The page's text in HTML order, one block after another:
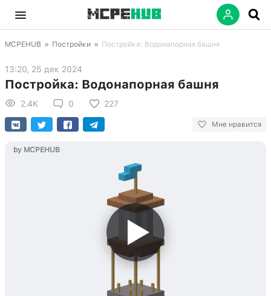
MCPEHUB » Постройки » Постройка: Водонапорная башня
13:20, 25 дек 2024
Постройка: Водонапорная башня
2.4K 0 227
Мне нравится
by MCPEHUB